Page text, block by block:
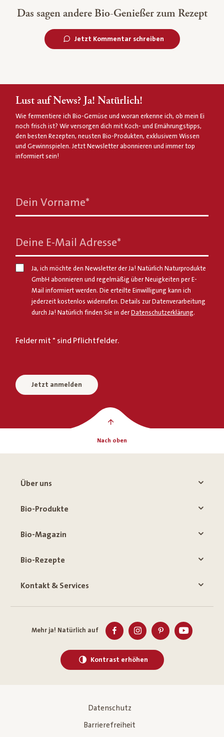
Das sagen andere Bio-Genießer zum Rezept
Jetzt Kommentar schreiben
Lust auf News? Ja! Natürlich!
Wie fermentiere ich Bio-Gemüse und woran erkenne ich, ob mein Ei
noch frisch ist? Wir versorgen dich mit Koch- und Ernährungstipps,
den besten Rezepten, neusten Bio-Produkten, exklusivem Wissen
und Gewinnspielen. Jetzt Newsletter abonnieren und immer top
informiert sein!
Dein Vorname*
Deine E-Mail Adresse*
Ja, ich möchte den Newsletter der Ja! Natürlich Naturprodukte
GmbH abonnieren und regelmäßig über Neuigkeiten per E-
Mail informiert werden. Die erteilte Einwilligung kann ich
jederzeit kostenlos widerrufen. Details zur Datenverarbeitung
durch Ja! Natürlich finden Sie in derDatenschutzerklärung.
Felder mit * sind Pflichtfelder.
Jetzt anmelden
Nach oben
Über uns
Bio-Produkte
Bio-Magazin
Bio-Rezepte
Kontakt & Services
Mehr ja! Natürlich auf
Kontrast erhöhen
Datenschutz
Barrierefreiheit